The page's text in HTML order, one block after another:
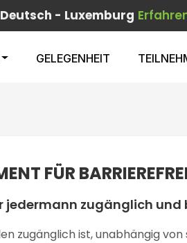
Deutsch - Luxemburg
GELEGENHEIT
FÜR
jedermann zugänglich
zugänglich ist, unabhängig